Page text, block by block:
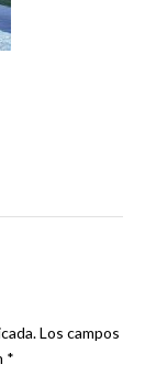
Los campos
*